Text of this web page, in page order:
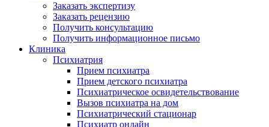
Заказать экспертизу
Заказать рецензию
Получить консультацию
Получить информационное письмо
Клиника
Психиатрия
Прием психиатра
Прием детского психиатра
Психиатрическое освидетельствование
Вызов психиатра на дом
Психиатрический стационар
Психиатр онлайн